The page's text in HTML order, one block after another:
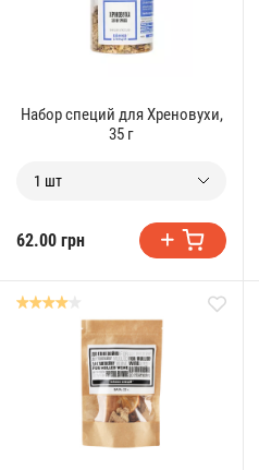
Набор специй для Хреновухи,
35 г
1 шт
62.00 грн